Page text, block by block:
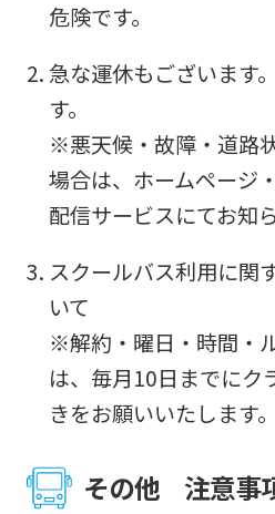
危険です。
急な運休もございます
す。
※悪天候・故障・道路
場合は、ホームページ
配信サービスにてお知
スクールバス利用に関
いて
※解約・曜日・時間・
は、毎月10日までにク
きをお願いいたします。
その他 注意事